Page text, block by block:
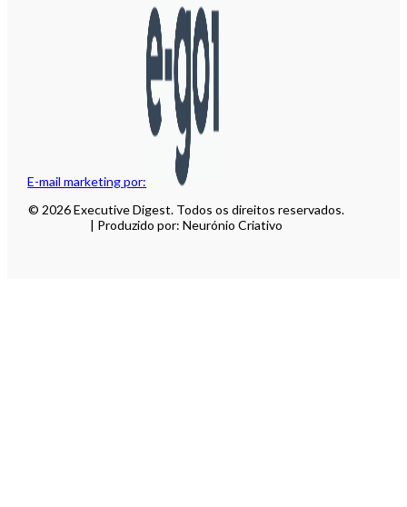
E-mail marketing por:
© 2026 Executive Digest. Todos os direitos reservados.
| Produzido por: Neurónio Criativo